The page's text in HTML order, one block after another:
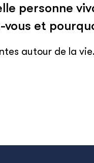
personne
et
autour de la vie.